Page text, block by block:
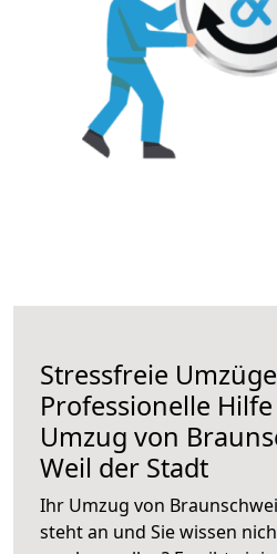
Stressfreie
Professionelle
Umzug von
Weil der Stadt
Ihr Umzug von
steht an und Sie wissen